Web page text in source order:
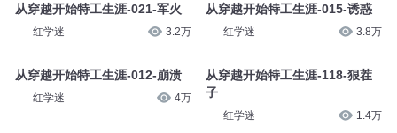
从穿越开始特工生涯-021-军火
红学迷 3.2万
从穿越开始特工生涯-012-崩溃
红学迷 4万
从穿越开始特工生涯-015-诱惑
红学迷 3.8万
从穿越开始特工生涯-118-狠茬
子
红学迷 1.4万